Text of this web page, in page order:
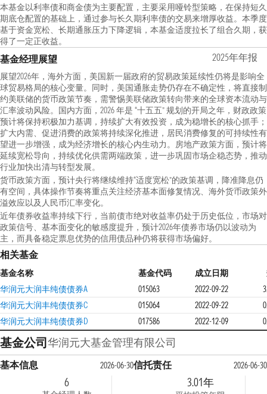
本基金以利率债和商金债为主要配置，主要采用哑铃型策略，在保持短久
期底仓配置的基础上，通过参与长久期利率债的交易来增厚收益。本季度
基于资金宽松、长期通胀压力下降逻辑，本基金适度拉长了组合久期，获
得了一定正收益。
基金经理展望 2025年年报
展望2026年，海外方面，美国新一届政府的贸易政策延续性仍将是影响全
球贸易格局的核心变量。同时，美国通胀走势仍存在不确定性，将直接制
约美联储的货币政策节奏，需警惕美联储政策转向带来的全球资本流动与
汇率波动风险。国内方面，2026 年是 “十五五” 规划的开局之年，财政政策
预计将保持积极加力基调，持续扩大有效投资，成为稳增长的核心抓手；
扩大内需、促进消费的政策将持续深化推进，居民消费修复的可持续性有
望进一步增强，成为经济增长的核心内生动力。房地产政策方面，预计将
延续宽松导向，持续优化供需两端政策，进一步巩固市场企稳态势，推动
行业加快出清与转型发展。
货币政策方面，预计央行将继续维持“适度宽松”的政策基调，降准降息仍
有空间，具体操作节奏将重点关注经济基本面修复情况、海外货币政策外
溢效应以及人民币汇率变化。
近年债券收益率持续下行，当前债市绝对收益率仍处于历史低位，市场对
政策信号、基本面变化的敏感度提升，预计2026年债券市场仍以波动为
主，而具备稳定票息优势的信用债品种仍将获得市场偏好。
相关基金
基金名称 基金代码 成立日期
华润元大润丰纯债债券A
015063 2022-09-22
华润元大润丰纯债债券C
015064 2022-09-22
华润元大润丰纯债债券D
017586 2022-12-09
基金公司华润元大基金管理有限公司
基本信息 2026-06-30
6
信托责任 2026-06-30
3.01年